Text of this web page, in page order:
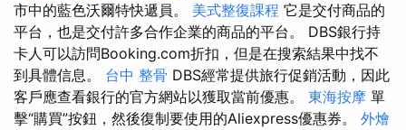
市中的藍色沃爾特快遞員。 美式整復課程 它是交付商品的
平台，也是交付許多合作企業的商品的平台。 DBS銀行持
卡人可以訪問Booking.com折扣，但是在搜索結果中找不
到具體信息。 台中 整骨 DBS經常提供旅行促銷活動，因此
客戶應查看銀行的官方網站以獲取當前優惠。 東海按摩 單
擊“購買”按鈕，然後復制要使用的Aliexpress優惠券。 外燴